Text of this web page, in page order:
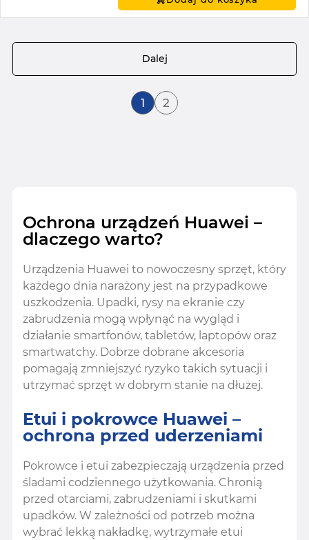
Aktualnie czytasz stronę
1 Strona
2
Dalej
Ochrona urządzeń Huawei –
dlaczego warto?
Urządzenia Huawei to nowoczesny sprzęt, który
każdego dnia narażony jest na przypadkowe
uszkodzenia. Upadki, rysy na ekranie czy
zabrudzenia mogą wpłynąć na wygląd i
działanie smartfonów, tabletów, laptopów oraz
smartwatchy. Dobrze dobrane akcesoria
pomagają zmniejszyć ryzyko takich sytuacji i
utrzymać sprzęt w dobrym stanie na dłużej.
Etui i pokrowce Huawei –
ochrona przed uderzeniami
Pokrowce i etui zabezpieczają urządzenia przed
śladami codziennego użytkowania. Chronią
przed otarciami, zabrudzeniami i skutkami
upadków. W zależności od potrzeb można
wybrać lekką nakładkę, wytrzymałe etui